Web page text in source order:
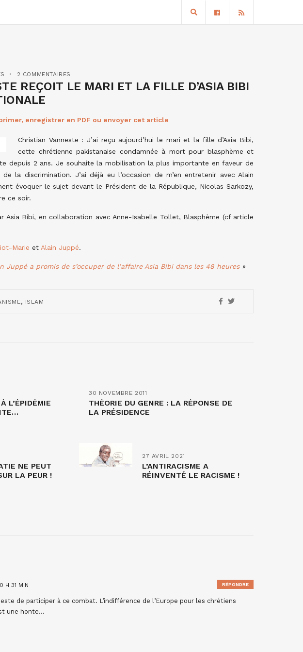
2 COMMENTAIRES
REÇOIT LE MARI ET LA FILLE D’ASIA BIBI
enregistrer en PDF ou envoyer cet article
Christian Vanneste : J’ai reçu aujourd’hui le mari et la fille d’Asia Bibi,
cette chrétienne pakistanaise condamnée à mort pour blasphème et
depuis 2 ans. Je souhaite la mobilisation la plus importante en faveur de
la discrimination. J’ai déjà eu l’occasion de m’en entretenir avec Alain
évoquer le sujet devant le Président de la République, Nicolas Sarkozy,
ce soir.
Asia Bibi, en collaboration avec Anne-Isabelle Tollet, Blasphème (cf article
Marie et Alain Juppé.
Juppé a promis de s’occuper de l’affaire Asia Bibi dans les 48 heures»
, ISLAM
L’ÉPIDÉMIE
30 NOVEMBRE 2011
THÉORIE DU GENRE : LA RÉPONSE DE
LA PRÉSIDENCE
NE PEUT
LA PEUR !
27 AVRIL 2021
L’ANTIRACISME A
RÉINVENTÉ LE RACISME !
H 31 MIN
de participer à ce combat. L’indifférence de l’Europe pour les chrétiens
une honte…
RÉPONDRE